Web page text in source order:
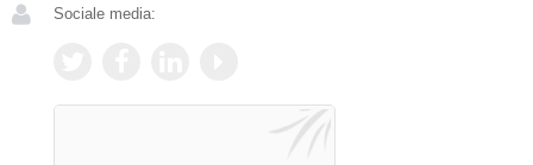
Sociale media: